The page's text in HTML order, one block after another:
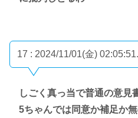
17 : 2024/11/01(金)
しごく真っ当で普通の意見
5ちゃんでは同意か補足か